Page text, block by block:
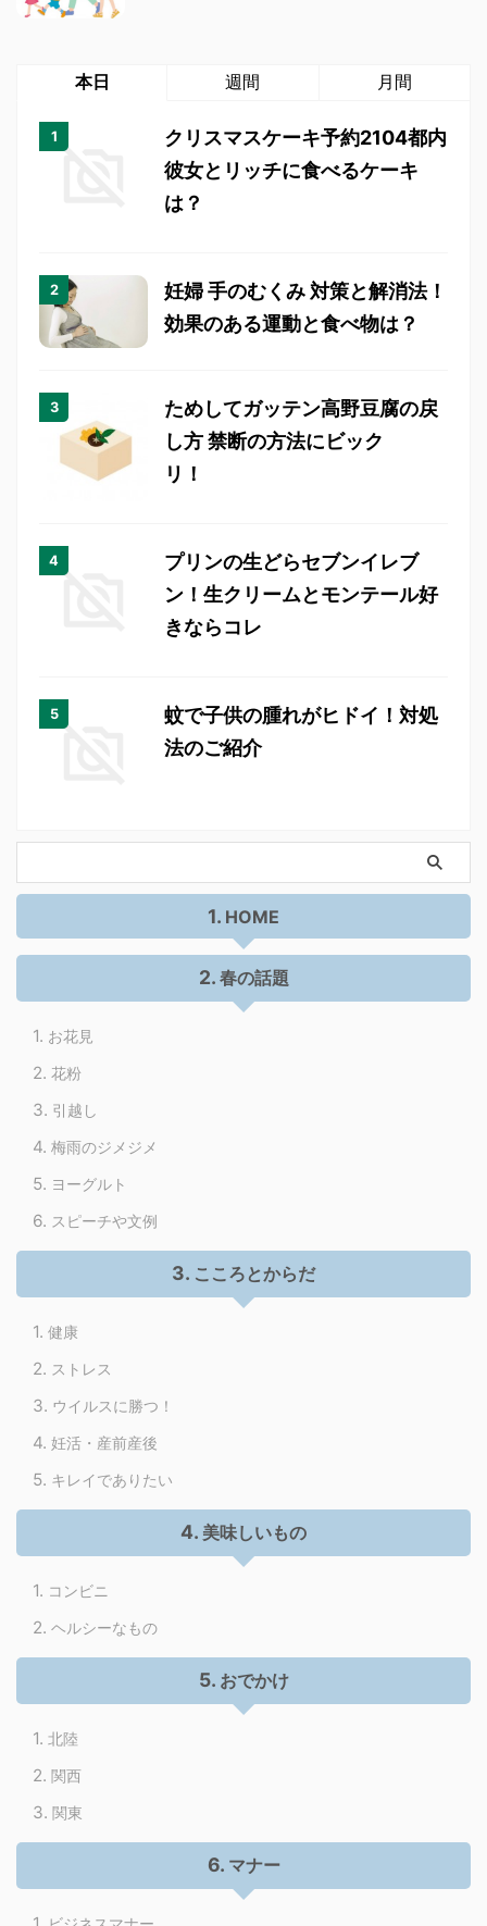
本日 週間 月間
クリスマスケーキ予約2104都内
彼女とリッチに食べるケーキ
は？
妊婦 手のむくみ 対策と解消法！
効果のある運動と食べ物は？
ためしてガッテン高野豆腐の戻
し方 禁断の方法にビック
リ！
プリンの生どらセブンイレブ
ン！生クリームとモンテール好
きならコレ
蚊で子供の腫れがヒドイ！対処
法のご紹介
HOME
春の話題
お花見
花粉
引越し
梅雨のジメジメ
ヨーグルト
スピーチや文例
こころとからだ
健康
ストレス
ウイルスに勝つ！
妊活・産前産後
キレイでありたい
美味しいもの
コンビニ
ヘルシーなもの
おでかけ
北陸
関西
関東
マナー